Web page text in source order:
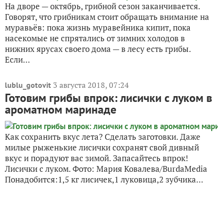
На дворе — октябрь, грибной сезон заканчивается.
Говорят, что грибникам стоит обращать внимание на
муравьёв: пока жизнь муравейника кипит, пока
насекомые не спрятались от зимних холодов в
нижних ярусах своего дома — в лесу есть грибы.
Если...
lublu_gotovit 3 августа 2018, 07:24
Готовим грибы впрок: лисички с луком в
ароматном маринаде
Как сохранить вкус лета? Сделать заготовки. Даже
милые рыженькие лисички сохранят свой дивный
вкус и порадуют вас зимой. Запасайтесь впрок!
Лисички с луком. Фото: Мария Ковалева/BurdaMedia
Понадобится:1,5 кг лисичек,1 луковица,2 зубчика...